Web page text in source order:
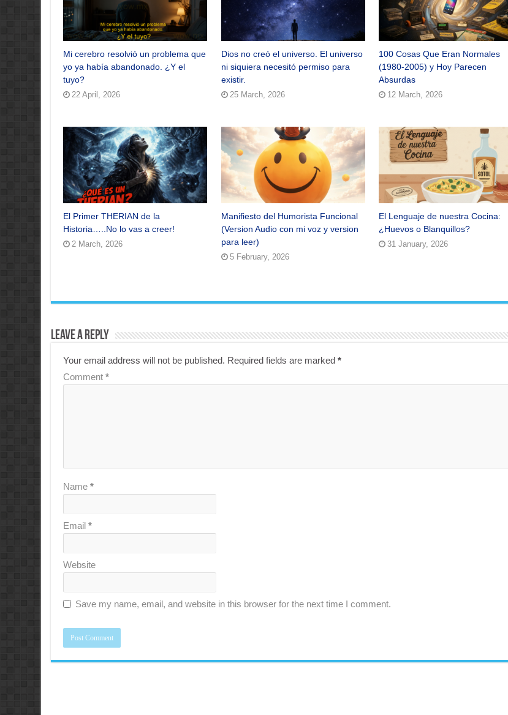
Mi cerebro resolvió un problema que
yo ya había abandonado. ¿Y el
tuyo?
22 April, 2026
Dios no creó el universo. El universo
ni siquiera necesitó permiso para
existir.
25 March, 2026
100 Cosas Que Eran Normales
(1980-2005) y Hoy Parecen
Absurdas
12 March, 2026
El Primer THERIAN de la
Historia…..No lo vas a creer!
2 March, 2026
Manifiesto del Humorista Funcional
(Version Audio con mi voz y version
para leer)
5 February, 2026
El Lenguaje de nuestra Cocina:
¿Huevos o Blanquillos?
31 January, 2026
Leave a Reply
Your email address will not be published. Required fields are marked*
Comment*
Name*
Email*
Website
Save my name, email, and website in this browser for the next time I comment.